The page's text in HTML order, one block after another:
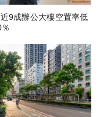
9成辦公大樓空置率低